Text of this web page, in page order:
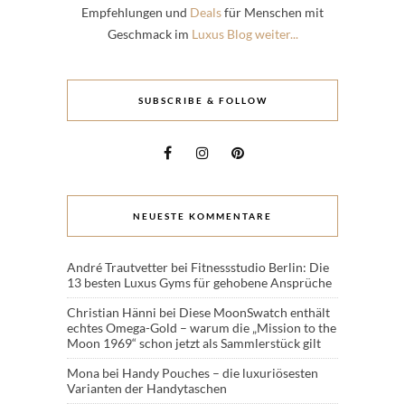
Empfehlungen und Dealsfür Menschen mit
Geschmack im Luxus Blog weiter...
SUBSCRIBE & FOLLOW
NEUESTE KOMMENTARE
André Trautvetter bei Fitnessstudio Berlin: Die
13 besten Luxus Gyms für gehobene Ansprüche
Christian Hänni bei Diese MoonSwatch enthält
echtes Omega-Gold – warum die „Mission to the
Moon 1969“ schon jetzt als Sammlerstück gilt
Mona bei Handy Pouches – die luxuriösesten
Varianten der Handytaschen